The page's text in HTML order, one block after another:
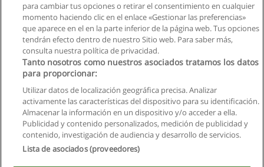
Reglas de uso
Privacidad de datos
para cambiar tus opciones o retirar el consentimiento en cualquier
momento haciendo clic en el enlace «Gestionar las preferencias»
que aparece en el en la parte inferior de la página web. Tus opciones
tendrán efecto dentro de nuestro Sitio web. Para saber más,
consulta nuestra política de privacidad.
Tanto nosotros como nuestros asociados tratamos los datos
para proporcionar:
Utilizar datos de localización geográfica precisa. Analizar
activamente las características del dispositivo para su identificación.
Almacenar la información en un dispositivo y/o acceder a ella.
Publicidad y contenido personalizados, medición de publicidad y
contenido, investigación de audiencia y desarrollo de servicios.
Lista de asociados (proveedores)